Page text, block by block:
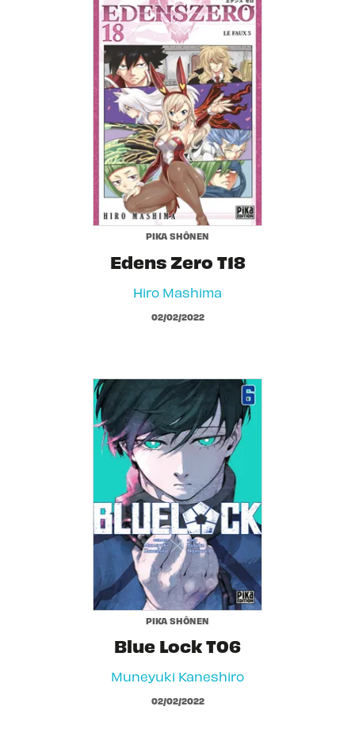
PIKA SHÔNEN
Edens Zero T18
Hiro Mashima
02/02/2022
PIKA SHÔNEN
Blue Lock T06
Muneyuki Kaneshiro
02/02/2022